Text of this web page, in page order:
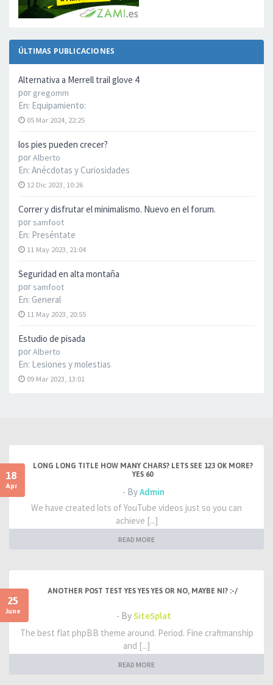
ÚLTIMAS PUBLICACIONES
Alternativa a Merrell trail glove 4
por gregomm
En: Equipamiento:
05 Mar 2024, 22:25
los pies pueden crecer?
porAlberto
En: Anécdotas y Curiosidades
12 Dic 2023, 10:26
Correr y disfrutar el minimalismo. Nuevo en el forum.
por samfoot
En: Preséntate
11 May 2023, 21:04
Seguridad en alta montaña
por samfoot
En: General
11 May 2023, 20:55
Estudio de pisada
porAlberto
En: Lesiones y molestias
09 Mar 2023, 13:01
18
Apr
LONG LONG TITLE HOW MANY CHARS? LETS SEE 123 OK MORE?
YES 60
- ByAdmin
We have created lots of YouTube videos just so you can
achieve [...]
READ MORE
25
June
ANOTHER POST TEST YES YES YES OR NO, MAYBE NI? :-/
- BySiteSplat
The best flat phpBB theme around. Period. Fine craftmanship
and [...]
READ MORE